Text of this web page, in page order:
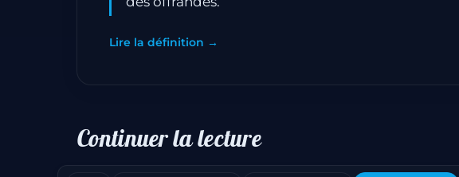
Lire la définition →
Continuer la lecture